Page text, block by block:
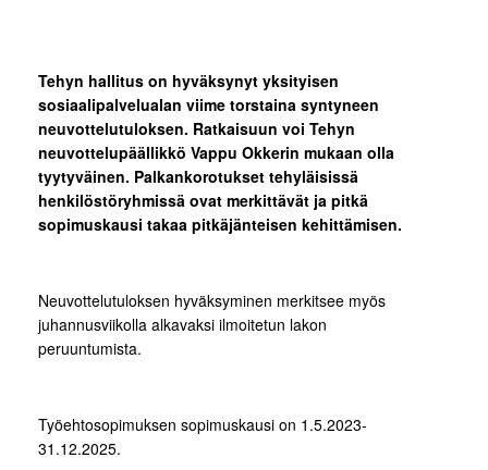
Tehyn hallitus on hyväksynyt yksityisen
sosiaalipalvelualan viime torstaina syntyneen
neuvottelutuloksen. Ratkaisuun voi Tehyn
neuvottelupäällikkö Vappu Okkerin mukaan olla
tyytyväinen. Palkankorotukset tehyläisissä
henkilöstöryhmissä ovat merkittävät ja pitkä
sopimuskausi takaa pitkäjänteisen kehittämisen.
Neuvottelutuloksen hyväksyminen merkitsee myös
juhannusviikolla alkavaksi ilmoitetun lakon
peruuntumista.
Työehtosopimuksen sopimuskausi on 1.5.2023-
31.12.2025.